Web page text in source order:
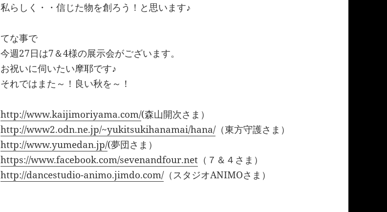
私らしく・・信じた物を創ろう！と思います♪
てな事で
今週27日は7＆4様の展示会がございます。
お祝いに伺いたい摩耶です♪
それではまた～！良い秋を～！
http://www.kaijimoriyama.com/(森山開次さま）
http://www2.odn.ne.jp/~yukitsukihanamai/hana/（東方守護さま）
http://www.yumedan.jp/(夢団さま）
https://www.facebook.com/sevenandfour.net （７＆４さま）
http://dancestudio-animo.jimdo.com/（スタジオANIMOさま）